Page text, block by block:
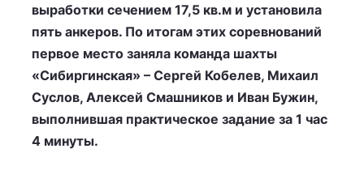
выработки сечением 17,5 кв.м и установила
пять анкеров. По итогам этих соревнований
первое место заняла команда шахты
«Сибиргинская» – Сергей Кобелев, Михаил
Суслов, Алексей Смашников и Иван Бужин,
выполнившая практическое задание за 1 час
4 минуты.